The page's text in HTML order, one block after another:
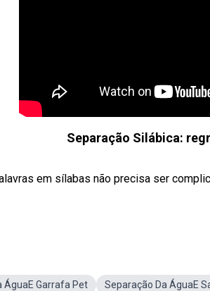
Separação Silábica:
em sílabas não precisa ser
ÁguaE Garrafa Pet Separação Da ÁguaE